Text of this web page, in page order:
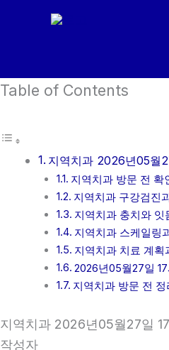
건
뛰
Table of Contents
지역치과 2026년05월
지역치과 방문 전 확
지역치과 구강검진
지역치과 충치와 잇
지역치과 스케일링
지역치과 치료 계획
2026년05월27일
지역치과 방문 전
지역치과 2026년05월27일
작성자